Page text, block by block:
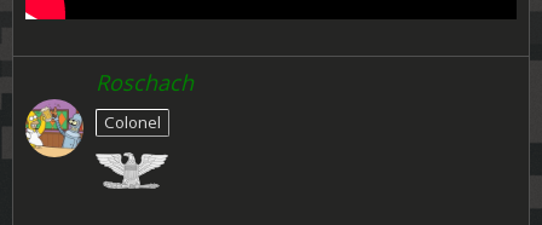
Roschach
Colonel